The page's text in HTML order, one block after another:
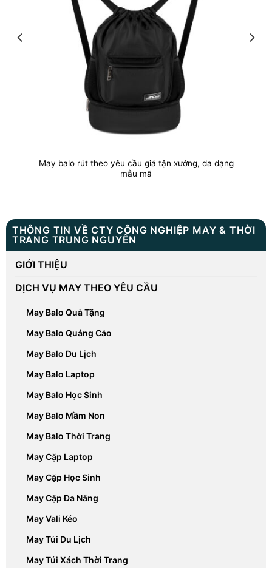
THÔNG TIN VỀ CTY CÔNG NGHIỆP MAY & THỜI
TRANG TRUNG NGUYÊN
GIỚI THIỆU
DỊCH VỤ MAY THEO YÊU CẦU
May Balo Quà Tặng
May Balo Quảng Cáo
May Balo Du Lịch
May Balo Laptop
May Balo Học Sinh
May Balo Mầm Non
May Balo Thời Trang
May Cặp Laptop
May Cặp Học Sinh
May Cặp Đa Năng
May Vali Kéo
May Túi Du Lịch
May Túi Xách Thời Trang
May balo rút theo yêu cầu giá tận xưởng, đa dạng
mẫu mã